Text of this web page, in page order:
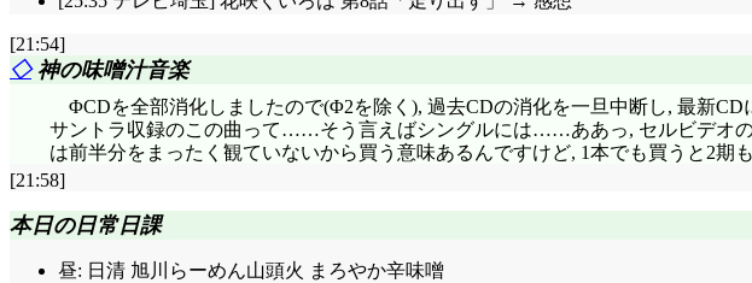
[21:54]
◇神の味噌汁音楽
ΦCDを全部消化しましたので(Φ2を除く), 過去CDの消化を一旦中断し, 最新
サントラ収録のこの曲って……そう言えばシングルには……ああっ, セルビデオ
は前半分をまったく観ていないから買う意味あるんですけど, 1本でも買うと2
[21:58]
本日の日常日課
昼: 日清 旭川らーめん山頭火 まろやか辛味噌